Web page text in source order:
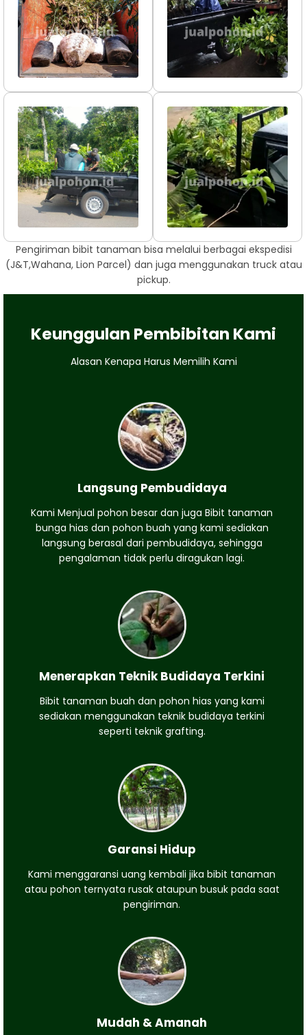
Pengiriman bibit tanaman bisa melalui berbagai ekspedisi
(J&T,Wahana, Lion Parcel) dan juga menggunakan truck atau
pickup.
Keunggulan Pembibitan Kami
Alasan Kenapa Harus Memilih Kami
Langsung Pembudidaya
Kami Menjual pohon besar dan juga Bibit tanaman
bunga hias dan pohon buah yang kami sediakan
langsung berasal dari pembudidaya, sehingga
pengalaman tidak perlu diragukan lagi.
Menerapkan Teknik Budidaya Terkini
Bibit tanaman buah dan pohon hias yang kami
sediakan menggunakan teknik budidaya terkini
seperti teknik grafting.
Garansi Hidup
Kami menggaransi uang kembali jika bibit tanaman
atau pohon ternyata rusak ataupun busuk pada saat
pengiriman.
Mudah & Amanah